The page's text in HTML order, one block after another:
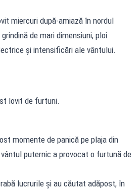
miercuri după-amiază în nordul
de mari dimensiuni, ploi
și intensificări ale vântului.
lovit de furtuni.
momente de panică pe plaja din
puternic a provocat o furtună de
lucrurile și au căutat adăpost, în